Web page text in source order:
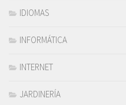
IDIOMAS
INFORMÁTICA
INTERNET
JARDINERÍA